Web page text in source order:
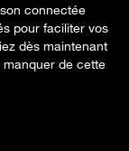
connectée
pour faciliter vos
dès maintenant
de cette